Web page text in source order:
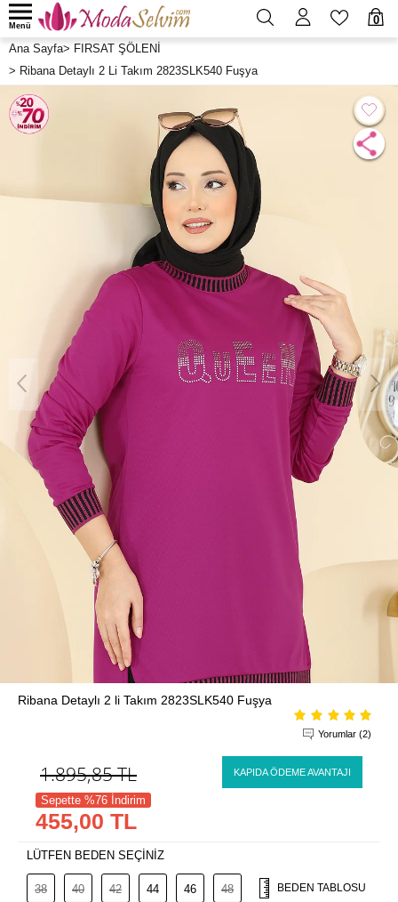
0
Menü
Ana Sayfa> FIRSAT ŞÖLENİ
> Ribana Detaylı 2 Li Takım 2823SLK540 Fuşya
Ribana Detaylı 2 li Takım 2823SLK540 Fuşya
Yorumlar (2)
1.895,85TL KAPIDA ÖDEME AVANTAJI
Sepette %76 İndirim
455,00 TL
LÜTFEN BEDEN SEÇİNİZ
38 40 42 44 46 48 BEDEN TABLOSU